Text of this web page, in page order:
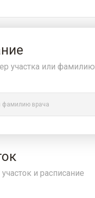
участка или фамилию
и расписание